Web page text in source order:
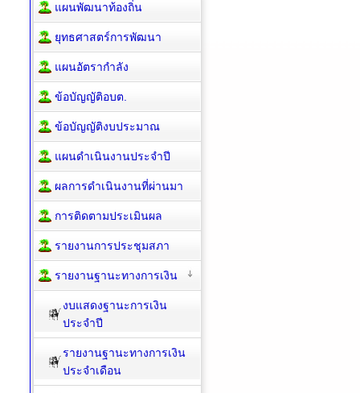
แผนพัฒนาท้องถิ่น
ยุทธศาสตร์การพัฒนา
แผนอัตรากำลัง
ข้อบัญญัติอบต.
ข้อบัญญัติงบประมาณ
แผนดำเนินงานประจำปี
ผลการดำเนินงานที่ผ่านมา
การติดตามประเมินผล
รายงานการประชุมสภา
รายงานฐานะทางการเงิน
งบแสดงฐานะการเงิน
ประจำปี
รายงานฐานะทางการเงิน
ประจำเดือน